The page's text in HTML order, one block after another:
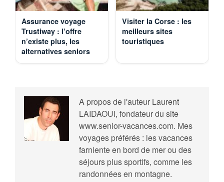
Assurance voyage
Trustiway : l’offre
n’existe plus, les
alternatives seniors
Visiter la Corse : les
meilleurs sites
touristiques
A propos de l'auteur Laurent
LAIDAOUI, fondateur du site
www.senior-vacances.com. Mes
voyages préférés : les vacances
farniente en bord de mer ou des
séjours plus sportifs, comme les
randonnées en montagne.